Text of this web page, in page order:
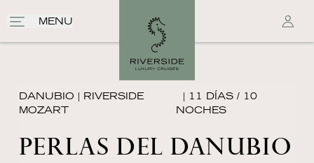
MENU
DANUBIO | RIVERSIDE
MOZART
| 11 DÍAS / 10
NOCHES
PERLAS DEL DANUBIO